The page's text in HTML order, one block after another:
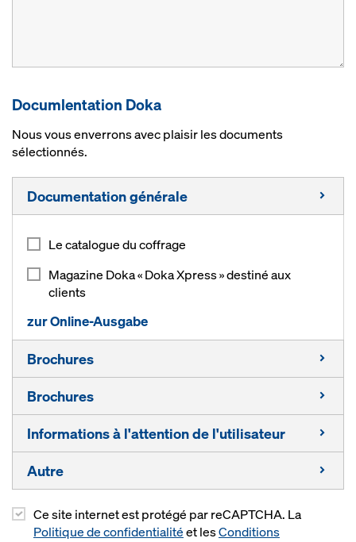
Documlentation Doka
Nous vous enverrons avec plaisir les documents
sélectionnés.
Documentation générale
Le catalogue du coffrage
Magazine Doka « Doka Xpress » destiné aux
clients
zur Online-Ausgabe
Brochures
Poutrelles composite I tec 20
Poutrelles-bois
Poutrelle H20 top
Panneaux trois plis
Brochures
Compétence pour les ponts
Compétence en matière énergétique
hauteur
Informations à l'attention de l'utilisateur
Poutrelles-bois
Poutrelles composite
Autre
Informations destinées aux étudiants
Ce site internet est protégé par reCAPTCHA. La
Politique de confidentialitéet lesConditions